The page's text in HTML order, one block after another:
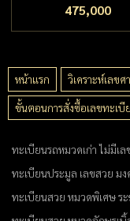
475,000
หน้าแรก วิเคราะห์เลขศ
ขั้นตอนการสั่งซื้อเลขทะเบี
ทะเบียนรถหมวดเก่า ไม่มีเล
ทะเบียนประมูล เลขสวย มง
ทะเบียนสวย หมวดพิเศษ ร